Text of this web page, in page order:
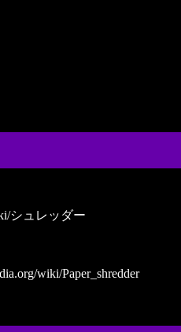
シュレッダー
wiki/Paper_shredder